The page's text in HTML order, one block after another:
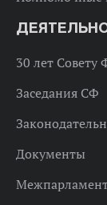
30 лет Совету
Заседания СФ
Документы